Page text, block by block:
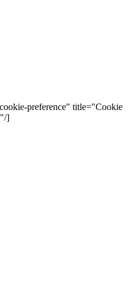
preference" title="Cookie
]